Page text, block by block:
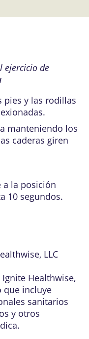
pies y las rodillas
manteniendo los
caderas giren
a la posición
10 segundos.
LLC
Healthwise,
que incluye
sanitarios
y otros